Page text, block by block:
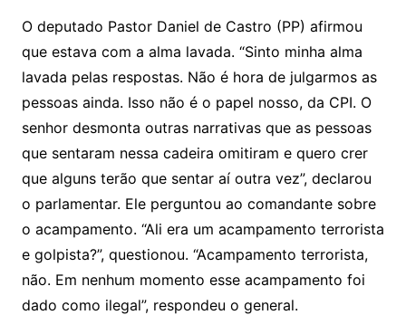
O deputado Pastor Daniel de Castro (PP) afirmou
que estava com a alma lavada. “Sinto minha alma
lavada pelas respostas. Não é hora de julgarmos as
pessoas ainda. Isso não é o papel nosso, da CPI. O
senhor desmonta outras narrativas que as pessoas
que sentaram nessa cadeira omitiram e quero crer
que alguns terão que sentar aí outra vez”, declarou
o parlamentar. Ele perguntou ao comandante sobre
o acampamento. “Ali era um acampamento terrorista
e golpista?”, questionou. “Acampamento terrorista,
não. Em nenhum momento esse acampamento foi
dado como ilegal”, respondeu o general.